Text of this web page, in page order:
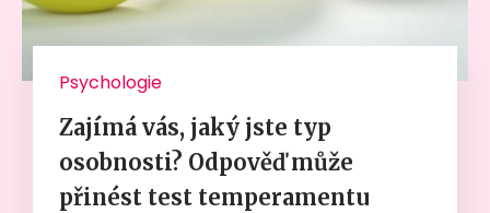
Psychologie
Zajímá vás, jaký jste typ
osobnosti? Odpověď může
přinést test temperamentu